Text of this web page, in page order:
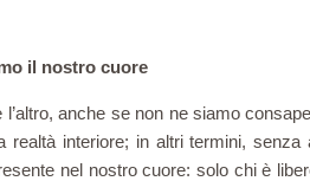
il nostro cuore
l’altro, anche se non ne siamo
realtà interiore; in altri termi­ni, senza
nel nostro cuore: solo chi è